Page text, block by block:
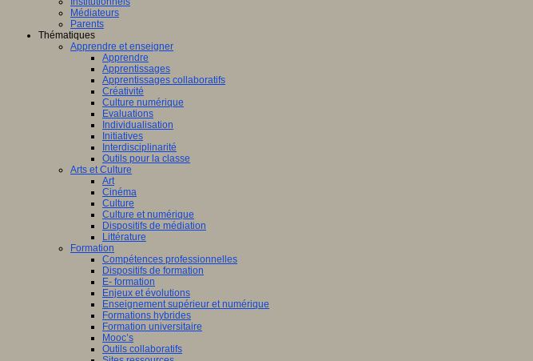
Médiateurs
Parents
Thématiques
Apprendre et enseigner
Apprendre
Apprentissages
Apprentissages collaboratifs
Créativité
Culture numérique
Evaluations
Individualisation
Initiatives
Interdisciplinarité
Outils pour la classe
Arts et Culture
Art
Cinéma
Culture
Culture et numérique
Dispositifs de médiation
Littérature
Formation
Compétences professionnelles
Dispositifs de formation
E- formation
Enjeux et évolutions
Enseignement supérieur et numérique
Formations hybrides
Formation universitaire
Mooc’s
Outils collaboratifs